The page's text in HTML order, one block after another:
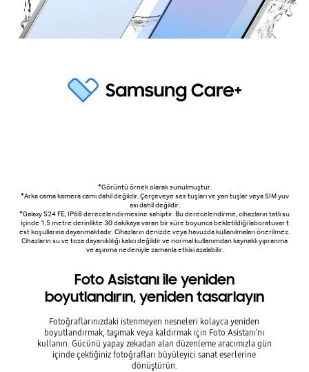
*Görüntü örnek olarak sunulmuştur.
*Arka cama kamera camı dahil değildir. Çerçeveye ses tuşları ve yan tuşlar veya SIM yuv
ası dahil değildir.
*Galaxy S24 FE, IP68 derecelendirmesine sahiptir. Bu derecelendirme, cihazların tatlı su
içinde 1,5 metre derinlikte 30 dakikaya varan bir süre boyunca bekletildiği laboratuvar t
est koşullarına dayanmaktadır. Cihazların denizde veya havuzda kullanılmaları önerilmez.
Cihazların su ve toza dayanıklılığı kalıcı değildir ve normal kullanımdan kaynaklı yıpranma
ve aşınma nedeniyle zamanla etkisi azalabilir.
Foto Asistanı ile yeniden
boyutlandırın, yeniden tasarlayın
Fotoğraflarınızdaki istenmeyen nesneleri kolayca yeniden
boyutlandırmak, taşımak veya kaldırmak için Foto Asistanı’nı
kullanın. Gücünü yapay zekadan alan düzenleme aracımızla gün
içinde çektiğiniz fotoğrafları büyüleyici sanat eserlerine
dönüştürün.